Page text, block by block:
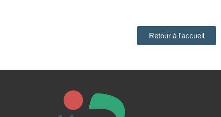
Retour à l'accueil